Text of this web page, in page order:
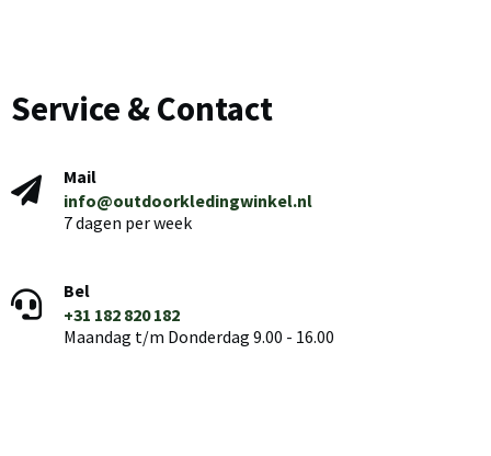
Service & Contact
Mail
info@outdoorkledingwinkel.nl
7 dagen per week
Bel
+31 182 820 182
Maandag t/m Donderdag 9.00 - 16.00